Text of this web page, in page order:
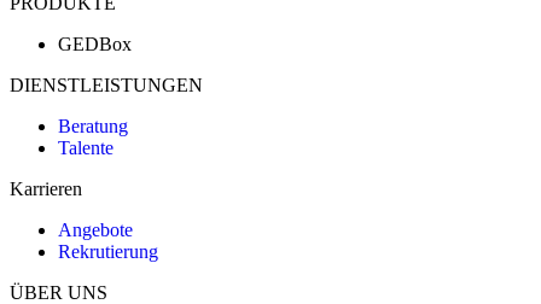
GEDBox
DIENSTLEISTUNGEN
Beratung
Talente
Karrieren
Angebote
Rekrutierung
ÜBER UNS